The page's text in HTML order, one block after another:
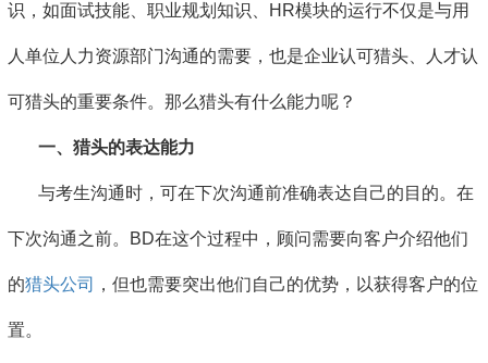
识，如面试技能、职业规划知识、HR模块的运行不仅是与用
人单位人力资源部门沟通的需要，也是企业认可猎头、人才认
可猎头的重要条件。那么猎头有什么能力呢？
一、猎头的表达能力
与考生沟通时，可在下次沟通前准确表达自己的目的。在
下次沟通之前。BD在这个过程中，顾问需要向客户介绍他们
的猎头公司 ，但也需要突出他们自己的优势，以获得客户的位
置。